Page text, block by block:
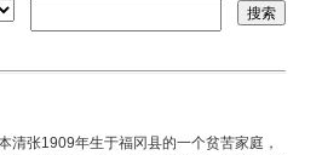
张1909年生于福冈县的一个贫苦家庭，